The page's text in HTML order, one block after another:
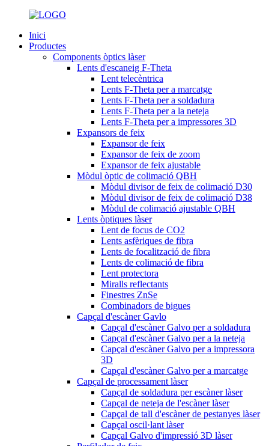
Inici
Productes
Components òptics làser
Lents d'escaneig F-Theta
Lent telecèntrica
Lents F-Theta per a marcatge
Lents F-Theta per a soldadura
Lents F-Theta per a la neteja
Lents F-Theta per a impressores 3D
Expansors de feix
Expansor de feix
Expansor de feix de zoom
Expansor de feix ajustable
Mòdul òptic de colimació QBH
Mòdul divisor de feix de colimació D30
Mòdul divisor de feix de colimació D38
Mòdul de colimació ajustable QBH
Lents òptiques làser
Lent de focus de CO2
Lents asfèriques de fibra
Lents de focalització de fibra
Lents de colimació de fibra
Lent protectora
Miralls reflectants
Finestres ZnSe
Combinadors de bigues
Capçal d'escàner Gavlo
Capçal d'escàner Galvo per a soldadura
Capçal d'escàner Galvo per a la neteja
Capçal d'escàner Galvo per a impressora
3D
Capçal d'escàner Galvo per a marcatge
Capçal de processament làser
Capçal de soldadura per escàner làser
Capçal de neteja de l'escàner làser
Capçal de tall d'escàner de pestanyes làser
Capçal oscil·lant làser
Capçal Galvo d'impressió 3D làser